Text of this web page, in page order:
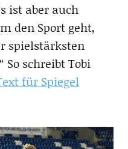
ist aber auch
den Sport geht,
spielstärksten
So schreibt Tobi
für Spiegel